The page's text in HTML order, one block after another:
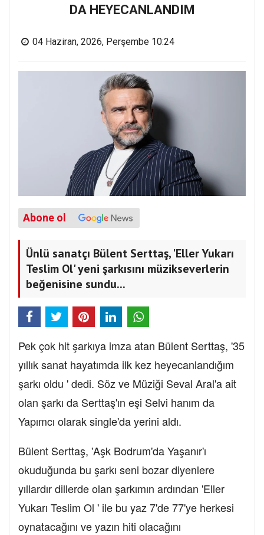
DA HEYECANLANDIM
04 Haziran, 2026, Perşembe 10:24
Abone ol
Ünlü sanatçı Bülent Serttaş, 'Eller Yukarı
Teslim Ol' yeni şarkısını müzikseverlerin
beğenisine sundu...
Pek çok hit şarkıya imza atan Bülent Serttaş, '35
yıllık sanat hayatımda ilk kez heyecanlandığım
şarkı oldu ' dedi. Söz ve Müziği Seval Aral'a ait
olan şarkı da Serttaş'ın eşi Selvi hanım da
Yapımcı olarak single'da yerini aldı.
Bülent Serttaş, 'Aşk Bodrum'da Yaşanır'ı
okuduğunda bu şarkı seni bozar diyenlere
yıllardır dillerde olan şarkımın ardından 'Eller
Yukarı Teslim Ol ' ile bu yaz 7'de 77'ye herkesi
oynatacağını ve yazın hiti olacağını